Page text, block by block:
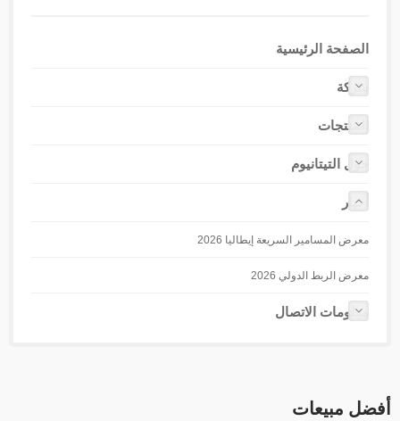
الصفحة الرئيسية
شركة
المنتجات
حول التيتانيوم
أخبار
معرض المسامير السريعة إيطاليا 2026
معرض الربط الدولي 2026
معلومات الاتصال
أفضل مبيعات